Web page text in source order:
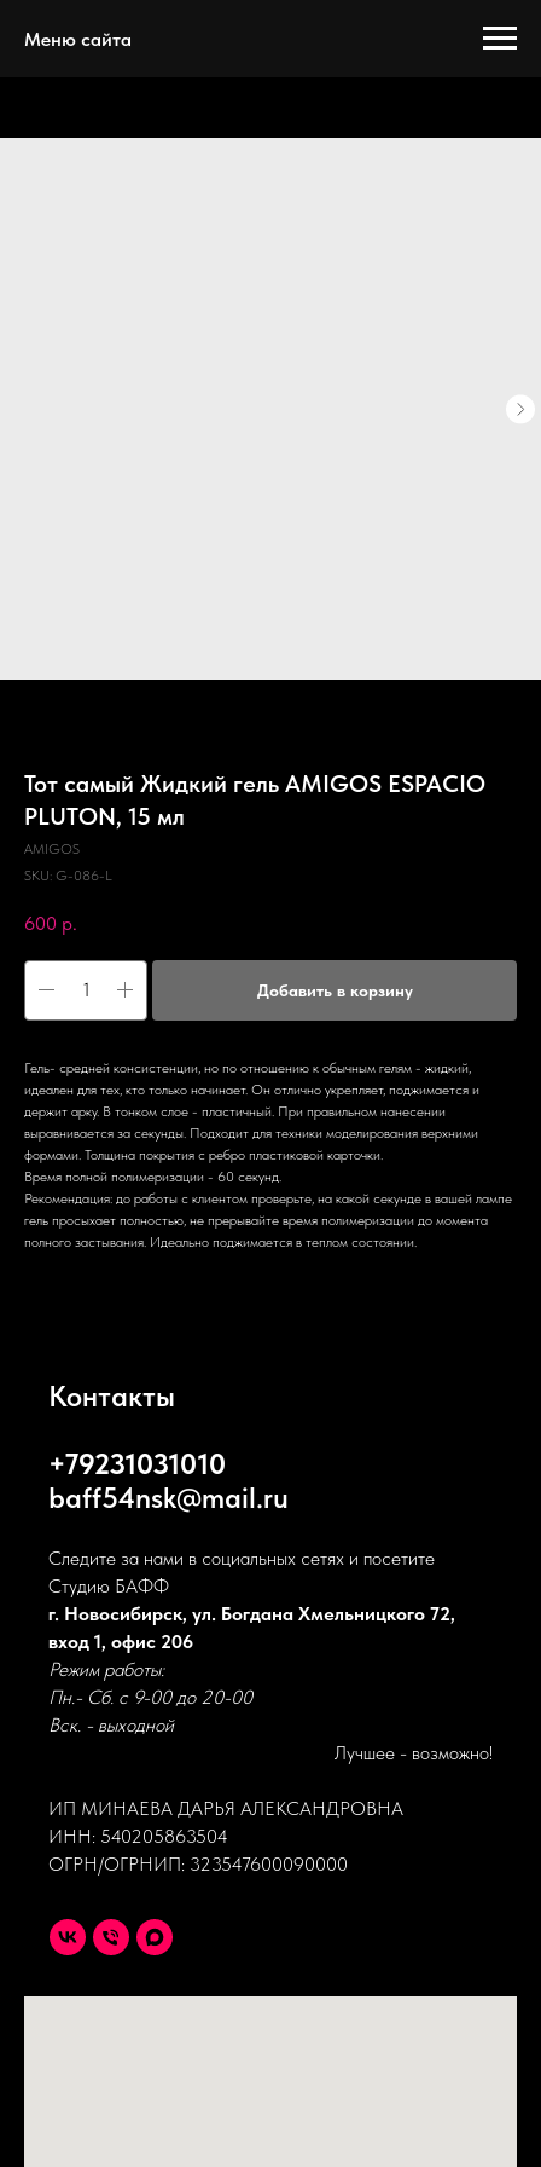
Меню сайта
Тот самый Жидкий гель AMIGOS ESPACIO
PLUTON, 15 мл
AMIGOS
SKU: G-086-L
600 р.
Добавить в корзину
Гель- средней консистенции, но по отношению к обычным гелям - жидкий,
идеален для тех, кто только начинает. Он отлично укрепляет, поджимается и
держит арку. В тонком слое - пластичный. При правильном нанесении
выравнивается за секунды. Подходит для техники моделирования верхними
формами. Толщина покрытия с ребро пластиковой карточки.
Время полной полимеризации - 60 секунд.
Рекомендация: до работы с клиентом проверьте, на какой секунде в вашей лампе
гель просыхает полностью, не прерывайте время полимеризации до момента
полного застывания. Идеально поджимается в теплом состоянии.
Контакты
+79231031010
baff54nsk@mail.ru
Следите за нами в социальных сетях и посетите
Студию БАФФ
г. Новосибирск, ул. Богдана Хмельницкого 72,
вход 1, офис 206
Режим работы:
Пн.- Сб. с 9-00 до 20-00
Вск. - выходной
Лучшее - возможно!
ИП МИНАЕВА ДАРЬЯ АЛЕКСАНДРОВНА
ИНН: 540205863504
ОГРН/ОГРНИП: 323547600090000